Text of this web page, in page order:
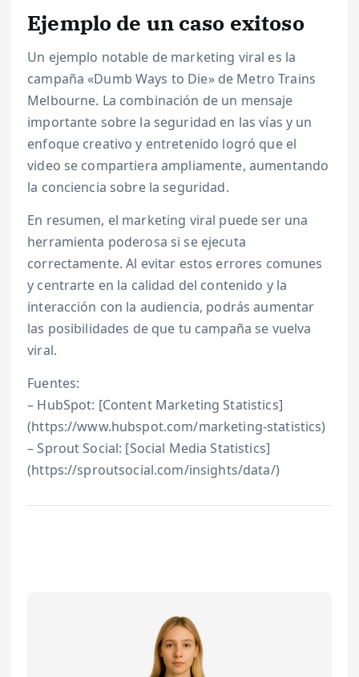
Ejemplo de un caso exitoso
Un ejemplo notable de marketing viral es la
campaña «Dumb Ways to Die» de Metro Trains
Melbourne. La combinación de un mensaje
importante sobre la seguridad en las vías y un
enfoque creativo y entretenido logró que el
video se compartiera ampliamente, aumentando
la conciencia sobre la seguridad.
En resumen, el marketing viral puede ser una
herramienta poderosa si se ejecuta
correctamente. Al evitar estos errores comunes
y centrarte en la calidad del contenido y la
interacción con la audiencia, podrás aumentar
las posibilidades de que tu campaña se vuelva
viral.
Fuentes:
– HubSpot: [Content Marketing Statistics]
(https://www.hubspot.com/marketing-statistics)
– Sprout Social: [Social Media Statistics]
(https://sproutsocial.com/insights/data/)